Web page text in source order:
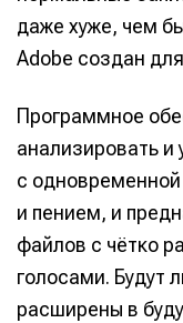
даже хуже, чем
Adobe создан
Программное
анализировать и
с
и пением, и
файлов с чётко
голосами. Будут
расширены в